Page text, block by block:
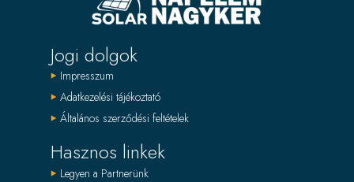
Jogi dolgok
Impresszum
Adatkezelési tájékoztató
Általános szerződési feltételek
Hasznos linkek
Legyen a Partnerünk